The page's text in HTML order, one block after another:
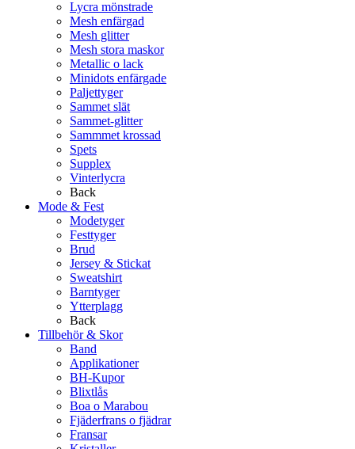
Lycra mönstrade
Mesh enfärgad
Mesh glitter
Mesh stora maskor
Metallic o lack
Minidots enfärgade
Paljettyger
Sammet slät
Sammet-glitter
Sammmet krossad
Spets
Supplex
Vinterlycra
Back
Mode & Fest
Modetyger
Festtyger
Brud
Jersey & Stickat
Sweatshirt
Barntyger
Ytterplagg
Back
Tillbehör & Skor
Band
Applikationer
BH-Kupor
Blixtlås
Boa o Marabou
Fjäderfrans o fjädrar
Fransar